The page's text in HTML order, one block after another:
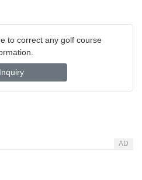
to correct any golf course
Inquiry
AD